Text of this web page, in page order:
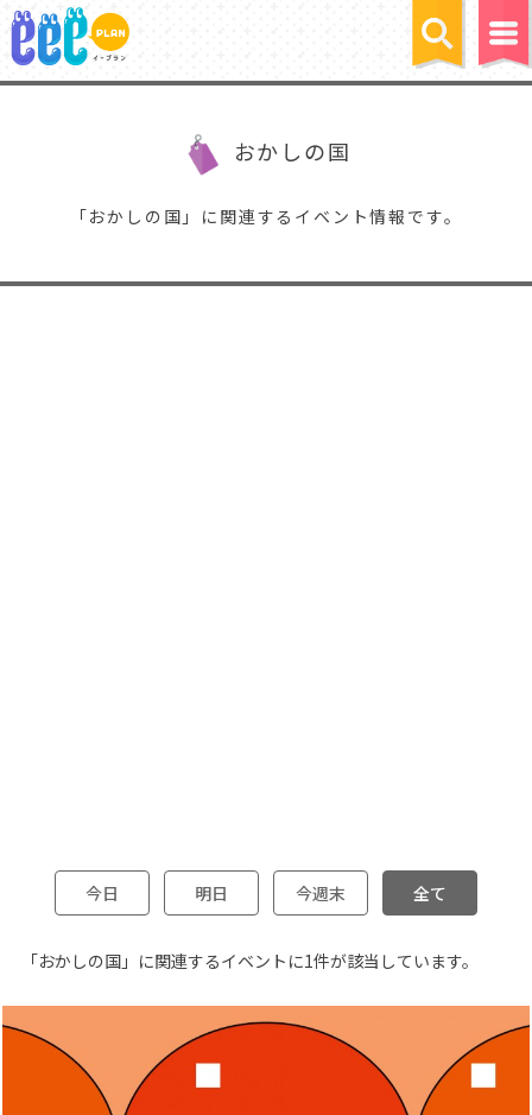
おかしの国
「おかしの国」に関連するイベント情報です。
今日 明日 今週末 全て
「おかしの国」に関連するイベントに1件が該当しています。